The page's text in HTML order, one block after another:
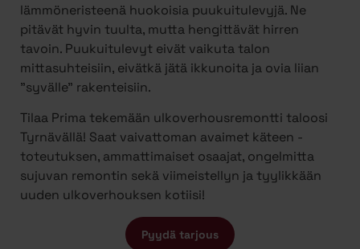
lämmöneristeenä huokoisia puukuitulevyjä. Ne
pitävät hyvin tuulta, mutta hengittävät hirren
tavoin. Puukuitulevyt eivät vaikuta talon
mittasuhteisiin, eivätkä jätä ikkunoita ja ovia liian
”syvälle” rakenteisiin.
Tilaa Prima tekemään ulkoverhousremontti taloosi
Tyrnävällä! Saat vaivattoman avaimet käteen -
toteutuksen, ammattimaiset osaajat, ongelmitta
sujuvan remontin sekä viimeistellyn ja tyylikkään
uuden ulkoverhouksen kotiisi!
Pyydä tarjous